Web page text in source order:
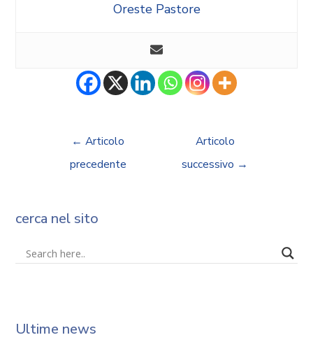
Oreste Pastore
← Articolo
precedente
Articolo
successivo →
cerca nel sito
Ultime news